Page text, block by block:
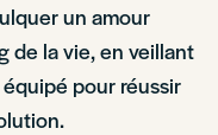
un amour
de la vie, en veillant
pour réussir